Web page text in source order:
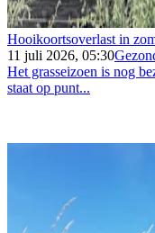
Hooikoortsoverlast in
11 juli 2026, 05:30
Het grasseizoen is nog
staat op punt...